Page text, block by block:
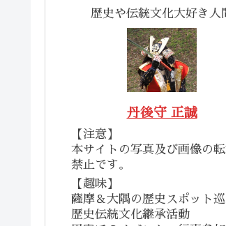
歴史や伝統文化大好き人
丹後守 正誠
【注意】
本サイトの写真及び画像の
禁止です。
【趣味】
薩摩＆大隅の歴史スポット巡
歴史伝統文化継承活動